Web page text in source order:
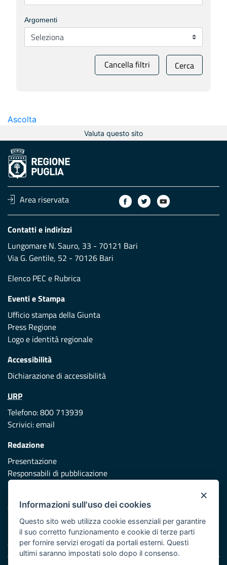
Argomenti
Cancella filtri Cerca
Ascolta
Valuta questo sito
Area riservata
Contatti e indirizzi
Lungomare N. Sauro, 33 - 70121 Bari
Via G. Gentile, 52 - 70126 Bari
Elenco PEC e Rubrica
Eventi e Stampa
Ufficio stampa della Giunta
Press Regione
Logo e identità regionale
Accessibilità
Dichiarazione di accessibilità
URP
Telefono: 800 713939
Scrivici:email
Redazione
Presentazione
Responsabili di pubblicazione
Vai al sito di Protezione Civile Puglia
Iniziativa finanziata con risorse del POR Puglia 2014/2020 -
Asse XI
×
Informazioni sull'uso dei cookies
Questo sito web utilizza cookie essenziali per garantire
il suo corretto funzionamento e cookie di terze parti
per fornire servizi erogati da portali esterni. Questi
ultimi saranno impostati solo dopo il consenso.